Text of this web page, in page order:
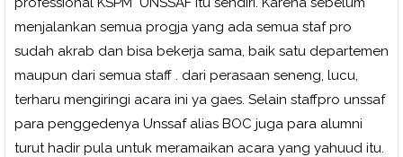
menjalankan semua progja yang ada semua staf pro
sudah akrab dan bisa bekerja sama, baik satu departemen
maupun dari semua staff . dari perasaan seneng, lucu,
terharu mengiringi acara ini ya gaes. Selain staffpro unssaf
para penggedenya Unssaf alias BOC juga para alumni
turut hadir pula untuk meramaikan acara yang yahuud itu.